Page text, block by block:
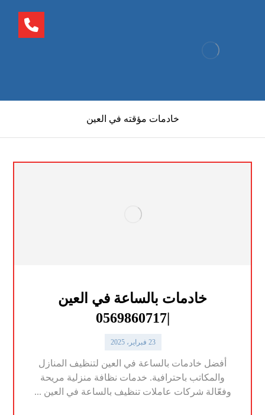
خادمات مؤقته في العين
خادمات بالساعة في العين
|0569860717
23 فبراير، 2025
أفضل خادمات بالساعة في العين لتنظيف المنازل
والمكاتب باحترافية. خدمات نظافة منزلية مريحة
وفعّالة شركات عاملات تنظيف بالساعة في العين ...